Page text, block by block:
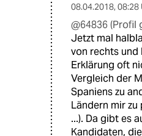
08.04.2018, 08:28
@64836 (Profil
Jetzt mal
von rechts und
Erklärung oft
Vergleich der
Spaniens zu
Ländern mir
...). Da gibt es
Kandidaten,